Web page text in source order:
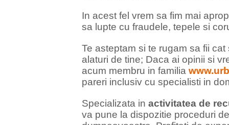
In acest fel vrem sa fim mai
sa lupte cu fraudele, tepele si
Te asteptam si te rugam sa fii
alaturi de tine; Daca ai opinii si
acum membru in familia
pareri inclusiv cu specialisti in
Specializata in activitatea de
va pune la dispozitie proceduri